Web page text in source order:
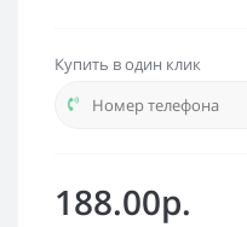
Купить в один клик
188.00р.